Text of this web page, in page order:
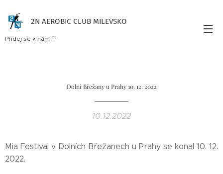
2N AEROBIC CLUB MILEVSKO
Přidej se k nám ♡
Dolní Břežany u Prahy 10. 12. 2022
10.12.2022
Mia Festival v Dolních Břežanech u Prahy se konal 10. 12.
2022.